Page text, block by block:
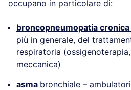
occupano in particolare di:
broncopneumopatia
più in generale, del
respiratoria
meccanica)
asma bronchiale –